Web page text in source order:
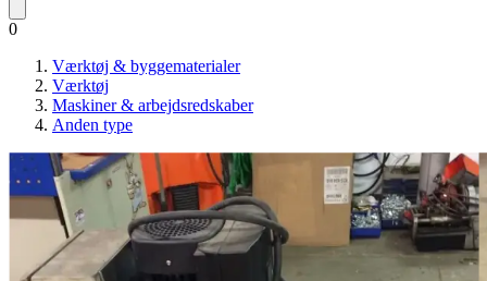
0
Værktøj & byggematerialer
Værktøj
Maskiner & arbejdsredskaber
Anden type